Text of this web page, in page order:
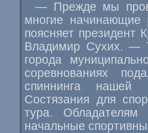
— Прежде мы
многие начинающие
поясняет президент
Владимир Сухих. —
города
соревнованиях
спиннинга нашей
Состязания для
тура. Обладателям
начальные